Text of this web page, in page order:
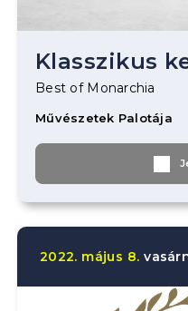
Klasszikus
Best of Monarchia
Művészetek Palotája
2022. május 8.